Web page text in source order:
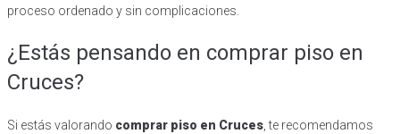
proceso ordenado y sin complicaciones.
¿Estás pensando en comprar piso en
Cruces?
Si estás valorando comprar piso en Cruces, te recomendamos